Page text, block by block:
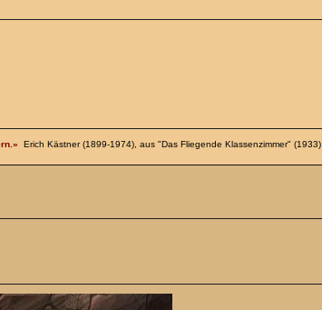
Erich Kästner (1899-1974), aus "Das Fliegende Klassenzimmer" (1933)